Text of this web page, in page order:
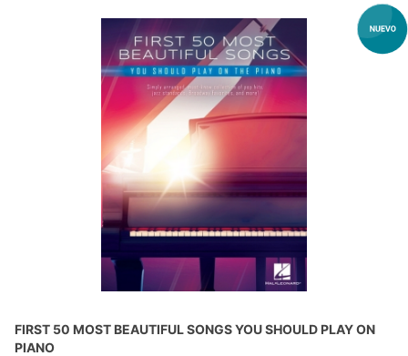
FIRST 50 MOST BEAUTIFUL SONGS YOU SHOULD PLAY ON
PIANO